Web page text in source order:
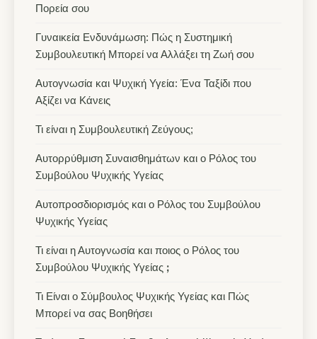
Πορεία σου
Γυναικεία Ενδυνάμωση: Πώς η Συστημική
Συμβουλευτική Μπορεί να Αλλάξει τη Ζωή σου
Αυτογνωσία και Ψυχική Υγεία: Ένα Ταξίδι που
Αξίζει να Κάνεις
Τι είναι η Συμβουλευτική Ζεύγους;
Αυτορρύθμιση Συναισθημάτων και ο Ρόλος του
Συμβούλου Ψυχικής Υγείας
Αυτοπροσδιορισμός και ο Ρόλος του Συμβούλου
Ψυχικής Υγείας
Τι είναι η Αυτογνωσία και ποιος ο Ρόλος του
Συμβούλου Ψυχικής Υγείας ꓼ
Τι Είναι ο Σύμβουλος Ψυχικής Υγείας και Πώς
Μπορεί να σας Βοηθήσει